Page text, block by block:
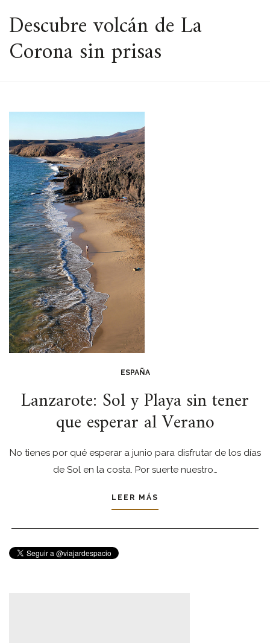
ESPACIO
Descubre volcán de La
Corona sin prisas
ESPAÑA
Lanzarote: Sol y Playa sin tener
que esperar al Verano
No tienes por qué esperar a junio para disfrutar de los días
de Sol en la costa. Por suerte nuestro…
LEER MÁS